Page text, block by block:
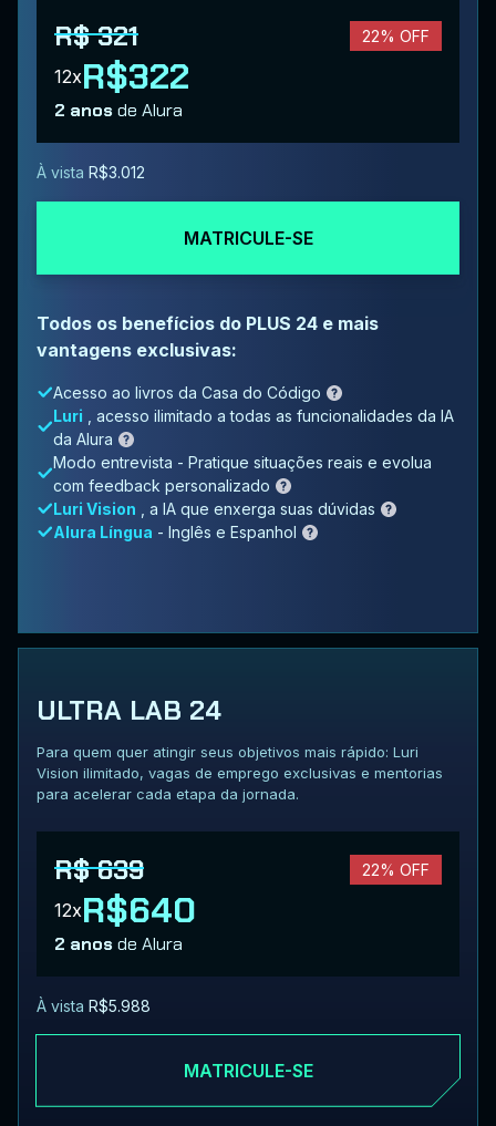
R$ 321 22% OFF
12xR$322
2 anosde Alura
À vista R$3.012
MATRICULE-SE
Todos os benefícios do PLUS 24 e mais
vantagens exclusivas:
Acesso ao livros da Casa do Código
Luri
, acesso ilimitado a todas as funcionalidades da IA
da Alura
Modo entrevista - Pratique situações reais e evolua
com feedback personalizado
Luri Vision
, a IA que enxerga suas dúvidas
Alura Língua - Inglês e Espanhol
ULTRA LAB 24
Para quem quer atingir seus objetivos mais rápido: Luri
Vision ilimitado, vagas de emprego exclusivas e mentorias
para acelerar cada etapa da jornada.
R$ 639 22% OFF
12xR$640
2 anosde Alura
À vista R$5.988
MATRICULE-SE